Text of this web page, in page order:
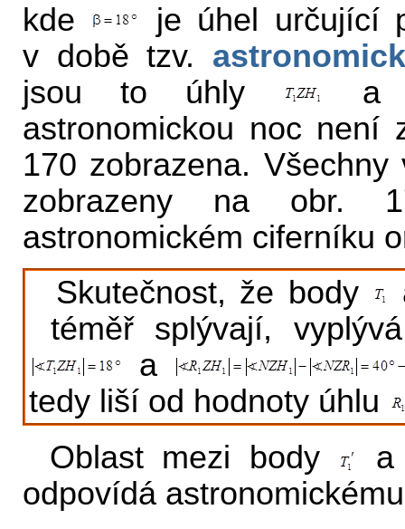
kde
je úhel určující
v době tzv.
jsou to úhly
astronomickou noc není
170 zobrazena.
zobrazeny na obr.
astronomickém ciferníku
Skutečnost, že body
téměř splývají,
a
tedy liší od hodnoty úhlu
Oblast mezi body
odpovídá